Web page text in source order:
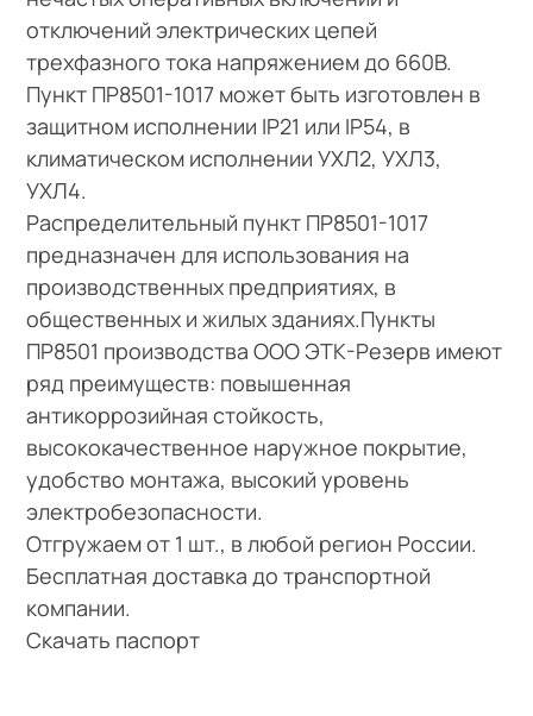
отключений электрических цепей
трехфазного тока напряжением до 660В.
Пункт ПР8501-1017 может быть изготовлен в
защитном исполнении IP21 или IP54, в
климатическом исполнении УХЛ2, УХЛ3,
УХЛ4.
Распределительный пункт ПР8501-1017
предназначен для использования на
производственных предприятиях, в
общественных и жилых зданиях.Пункты
ПР8501 производства ООО ЭТК-Резерв имеют
ряд преимуществ: повышенная
антикоррозийная стойкость,
высококачественное наружное покрытие,
удобство монтажа, высокий уровень
электробезопасности.
Отгружаем от 1 шт., в любой регион России.
Бесплатная доставка до транспортной
компании.
Скачать паспорт